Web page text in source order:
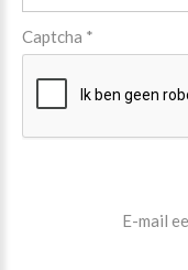
Captcha *
E-mail